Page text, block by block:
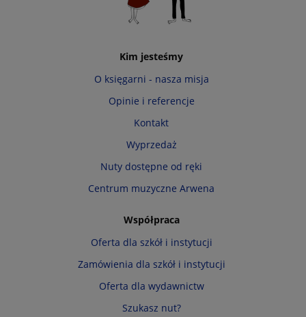
Kim jesteśmy
O księgarni - nasza misja
Opinie i referencje
Kontakt
Wyprzedaż
Nuty dostępne od ręki
Centrum muzyczne Arwena
Współpraca
Oferta dla szkół i instytucji
Zamówienia dla szkół i instytucji
Oferta dla wydawnictw
Szukasz nut?